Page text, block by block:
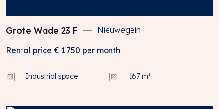
Grote Wade 23 F Nieuwegein
Rental price € 1.750 per month
Industrial space 167 m²